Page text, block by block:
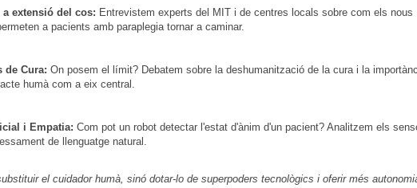
extensió del cos: Entrevistem experts del MIT i de centres locals sobre com els nous
a pacients amb paraplegia tornar a caminar.
de Cura: On posem el límit? Debatem sobre la deshumanització de la cura i la
humà com a eix central.
i Empatia: Com pot un robot detectar l'estat d'ànim d'un pacient? Analitzem els
de llenguatge natural.
el cuidador humà, sinó dotar-lo de superpoders tecnològics i oferir més